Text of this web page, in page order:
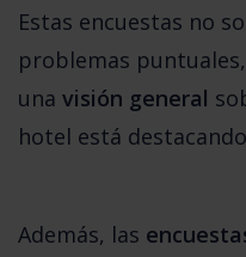
Estas encuestas no
problemas
una visión general
hotel está
Además, las